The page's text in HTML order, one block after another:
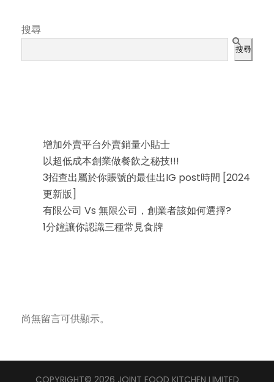
搜尋
搜尋
增加外賣平台外賣銷量小貼士
以超低成本創業做餐飲之秘技!!!
3招查出屬於你賬號的最佳出IG post時間 [2024
更新版]
有限公司 Vs 無限公司，創業者該如何選擇?
1分鐘讓你認識三種常見食牌
尚無留言可供顯示。
COPYRIGHT© 2026 JOINT FOOD KITCHEN LIMITED